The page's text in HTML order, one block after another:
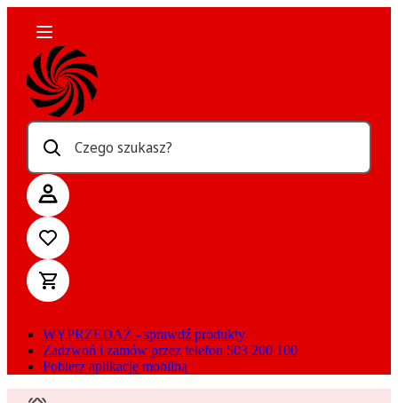
Czego szukasz?
WYPRZEDAŻ - sprawdź produkty
Zadzwoń i zamów przez telefon 503 200 100
Pobierz aplikację mobilną